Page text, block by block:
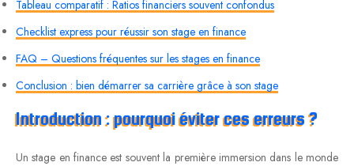
Tableau comparatif : Ratios financiers souvent confondus
Checklist express pour réussir son stage en finance
FAQ – Questions fréquentes sur les stages en finance
Conclusion : bien démarrer sa carrière grâce à son stage
Introduction : pourquoi éviter ces erreurs ?
Un stage en finance est souvent la première immersion dans le monde